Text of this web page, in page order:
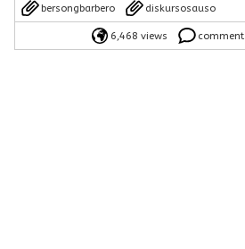
bersongbarbero diskursosauso
6,468 views comment